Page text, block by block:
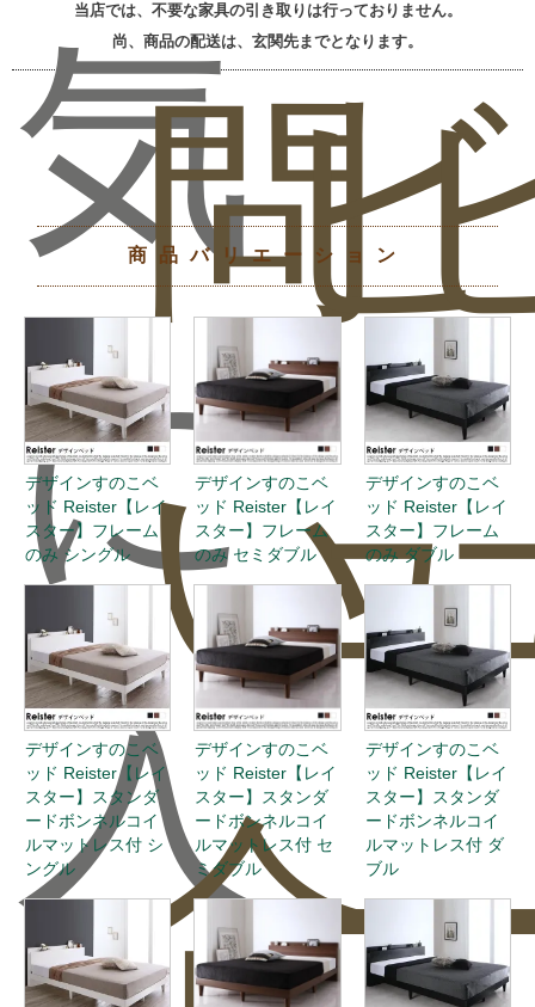
気
に
入
問
い
合
ビ
ュ
ー
当店では、不要な家具の引き取りは行っておりません。
尚、商品の配送は、玄関先までとなります。
商品バリエーション
デザインすのこベ
ッド Reister【レイ
スター】フレーム
のみ シングル
デザインすのこベ
ッド Reister【レイ
スター】フレーム
のみ セミダブル
デザインすのこベ
ッド Reister【レイ
スター】フレーム
のみ ダブル
デザインすのこベ
ッド Reister【レイ
スター】スタンダ
ードボンネルコイ
ルマットレス付 シ
ングル
デザインすのこベ
ッド Reister【レイ
スター】スタンダ
ードボンネルコイ
ルマットレス付 セ
ミダブル
デザインすのこベ
ッド Reister【レイ
スター】スタンダ
ードボンネルコイ
ルマットレス付 ダ
ブル